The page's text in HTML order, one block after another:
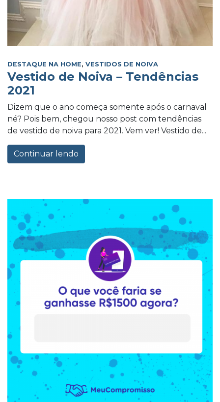
DESTAQUE NA HOME, VESTIDOS DE NOIVA
Vestido de Noiva – Tendências
2021
Dizem que o ano começa somente após o carnaval
né? Pois bem, chegou nosso post com tendências
de vestido de noiva para 2021. Vem ver! Vestido de...
Continuar lendo